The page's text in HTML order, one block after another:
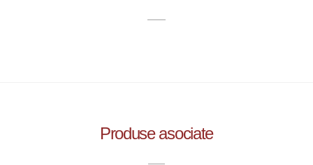
Produse asociate